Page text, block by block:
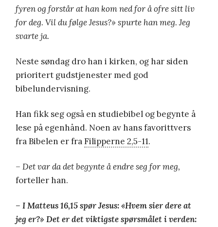
fyren og forstår at han kom ned for å ofre sitt liv
for deg. Vil du følge Jesus?» spurte han meg. Jeg
svarte ja.
Neste søndag dro han i kirken, og har siden
prioritert gudstjenester med god
bibelundervisning.
Han fikk seg også en studiebibel og begynte å
lese på egenhånd. Noen av hans favorittvers
fra Bibelen er fraFilipperne 2,5-11.
– Det var da det begynte å endre seg for meg,
forteller han.
– I Matteus 16,15 spør Jesus: «Hvem sier dere at
jeg er?» Det er det viktigste spørsmålet i verden: